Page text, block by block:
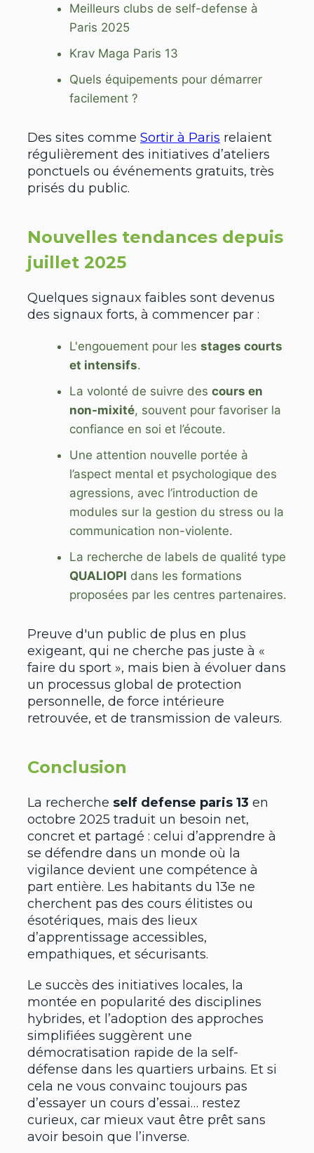
Meilleurs clubs de self-defense à
Paris 2025
Krav Maga Paris 13
Quels équipements pour démarrer
facilement ?
Des sites comme Sortir à Paris relaient
régulièrement des initiatives d’ateliers
ponctuels ou événements gratuits, très
prisés du public.
Nouvelles tendances depuis
juillet 2025
Quelques signaux faibles sont devenus
des signaux forts, à commencer par :
L'engouement pour les stages courts
et intensifs.
La volonté de suivre des cours en
non-mixité, souvent pour favoriser la
confiance en soi et l’écoute.
Une attention nouvelle portée à
l’aspect mental et psychologique des
agressions, avec l’introduction de
modules sur la gestion du stress ou la
communication non-violente.
La recherche de labels de qualité type
QUALIOPI dans les formations
proposées par les centres partenaires.
Preuve d'un public de plus en plus
exigeant, qui ne cherche pas juste à «
faire du sport », mais bien à évoluer dans
un processus global de protection
personnelle, de force intérieure
retrouvée, et de transmission de valeurs.
Conclusion
La recherche self defense paris 13 en
octobre 2025 traduit un besoin net,
concret et partagé : celui d’apprendre à
se défendre dans un monde où la
vigilance devient une compétence à
part entière. Les habitants du 13e ne
cherchent pas des cours élitistes ou
ésotériques, mais des lieux
d’apprentissage accessibles,
empathiques, et sécurisants.
Le succès des initiatives locales, la
montée en popularité des disciplines
hybrides, et l’adoption des approches
simplifiées suggèrent une
démocratisation rapide de la self-
défense dans les quartiers urbains. Et si
cela ne vous convainc toujours pas
d’essayer un cours d’essai… restez
curieux, car mieux vaut être prêt sans
avoir besoin que l’inverse.